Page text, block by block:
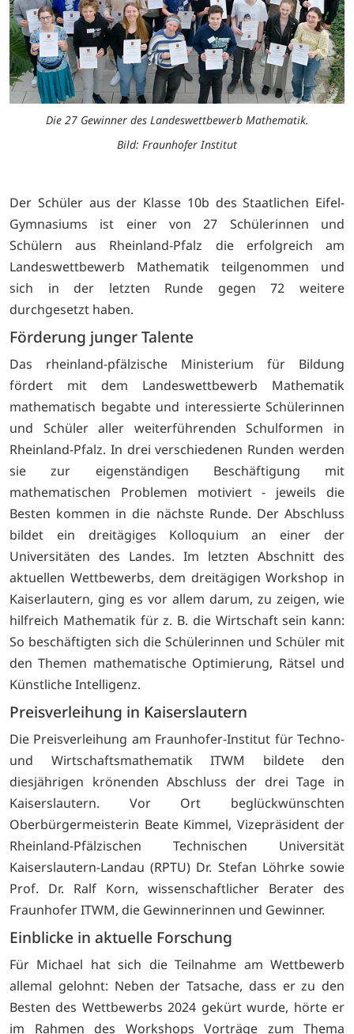
Die 27 Gewinner des Landeswettbewerb Mathematik.
Bild: Fraunhofer Institut
Der Schüler aus der Klasse 10b des Staatlichen Eifel-
Gymnasiums ist einer von 27 Schülerinnen und
Schülern aus Rheinland-Pfalz die erfolgreich am
Landeswettbewerb Mathematik teilgenommen und
sich in der letzten Runde gegen 72 weitere
durchgesetzt haben.
Förderung junger Talente
Das rheinland-pfälzische Ministerium für Bildung
fördert mit dem Landeswettbewerb Mathematik
mathematisch begabte und interessierte Schülerinnen
und Schüler aller weiterführenden Schulformen in
Rheinland-Pfalz. In drei verschiedenen Runden werden
sie zur eigenständigen Beschäftigung mit
mathematischen Problemen motiviert - jeweils die
Besten kommen in die nächste Runde. Der Abschluss
bildet ein dreitägiges Kolloquium an einer der
Universitäten des Landes. Im letzten Abschnitt des
aktuellen Wettbewerbs, dem dreitägigen Workshop in
Kaiserlautern, ging es vor allem darum, zu zeigen, wie
hilfreich Mathematik für z. B. die Wirtschaft sein kann:
So beschäftigten sich die Schülerinnen und Schüler mit
den Themen mathematische Optimierung, Rätsel und
Künstliche Intelligenz.
Preisverleihung in Kaiserslautern
Die Preisverleihung am Fraunhofer-Institut für Techno-
und Wirtschaftsmathematik ITWM bildete den
diesjährigen krönenden Abschluss der drei Tage in
Kaiserslautern. Vor Ort beglückwünschten
Oberbürgermeisterin Beate Kimmel, Vizepräsident der
Rheinland-Pfälzischen Technischen Universität
Kaiserslautern-Landau (RPTU) Dr. Stefan Löhrke sowie
Prof. Dr. Ralf Korn, wissenschaftlicher Berater des
Fraunhofer ITWM, die Gewinnerinnen und Gewinner.
Einblicke in aktuelle Forschung
Für Michael hat sich die Teilnahme am Wettbewerb
allemal gelohnt: Neben der Tatsache, dass er zu den
Besten des Wettbewerbs 2024 gekürt wurde, hörte er
im Rahmen des Workshops Vorträge zum Thema